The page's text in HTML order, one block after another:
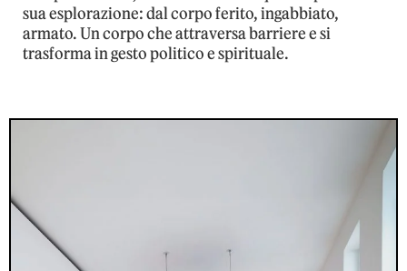
sua esplorazione: dal corpo ferito, ingabbiato,
armato. Un corpo che attraversa barriere e si
trasforma in gesto politico e spirituale.